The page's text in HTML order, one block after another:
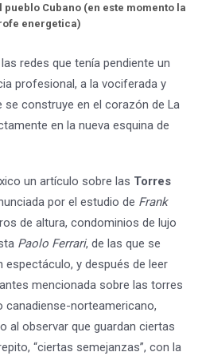
Cubano (en este momento la
energetica)
redes que tenía pendiente un
profesional, a la vociferada y
se construye en el corazón de La
en la nueva esquina de
un artículo sobre las Torres
por el estudio de Frank
de altura, condominios de lujo
Paolo Ferrari, de las que se
y después de leer
mencionada sobre las torres
norteamericano,
al observar que guardan ciertas
“ciertas semejanzas”, con la